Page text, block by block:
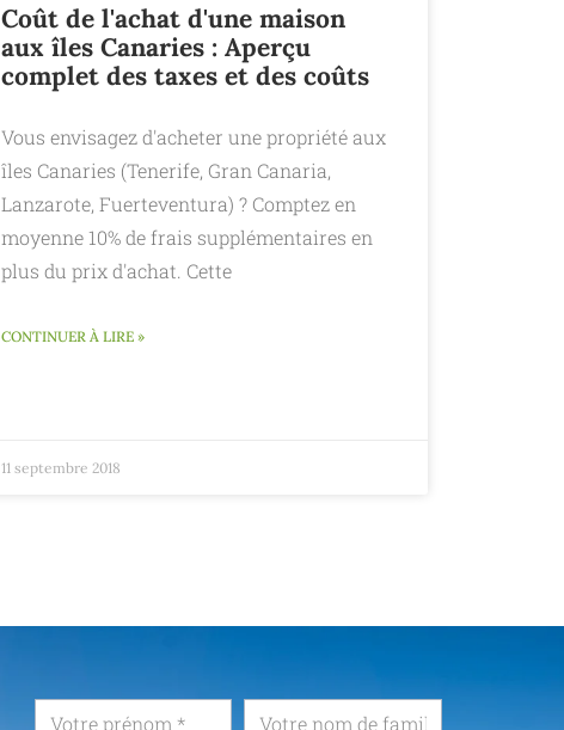
Coût de l'achat d'une maison
aux îles Canaries : Aperçu
complet des taxes et des coûts
Vous envisagez d'acheter une propriété aux
îles Canaries (Tenerife, Gran Canaria,
Lanzarote, Fuerteventura) ? Comptez en
moyenne 10% de frais supplémentaires en
plus du prix d'achat. Cette
CONTINUER À LIRE »
11 septembre 2018